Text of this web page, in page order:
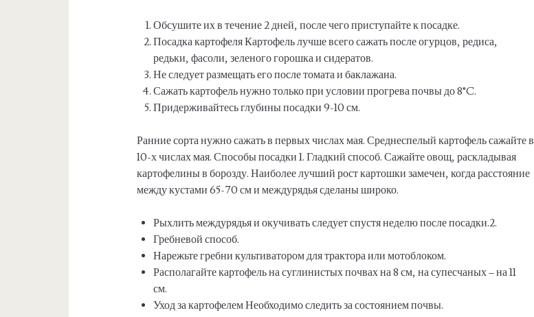
Обсушите их в течение 2 дней, после чего приступайте к посадке.
Посадка картофеля Картофель лучше всего сажать после огурцов, редиса,
редьки, фасоли, зеленого горошка и сидератов.
Не следует размещать его после томата и баклажана.
Сажать картофель нужно только при условии прогрева почвы до 8°C.
Придерживайтесь глубины посадки 9-10 см.
Ранние сорта нужно сажать в первых числах мая. Среднеспелый картофель сажайте в
10-х числах мая. Способы посадки 1. Гладкий способ. Сажайте овощ, раскладывая
картофелины в борозду. Наиболее лучший рост картошки замечен, когда расстояние
между кустами 65-70 см и междурядья сделаны широко.
Рыхлить междурядья и окучивать следует спустя неделю после посадки.2.
Гребневой способ.
Нарежьте гребни культиватором для трактора или мотоблоком.
Располагайте картофель на суглинистых почвах на 8 см, на супесчаных – на 11
см.
Уход за картофелем Необходимо следить за состоянием почвы.